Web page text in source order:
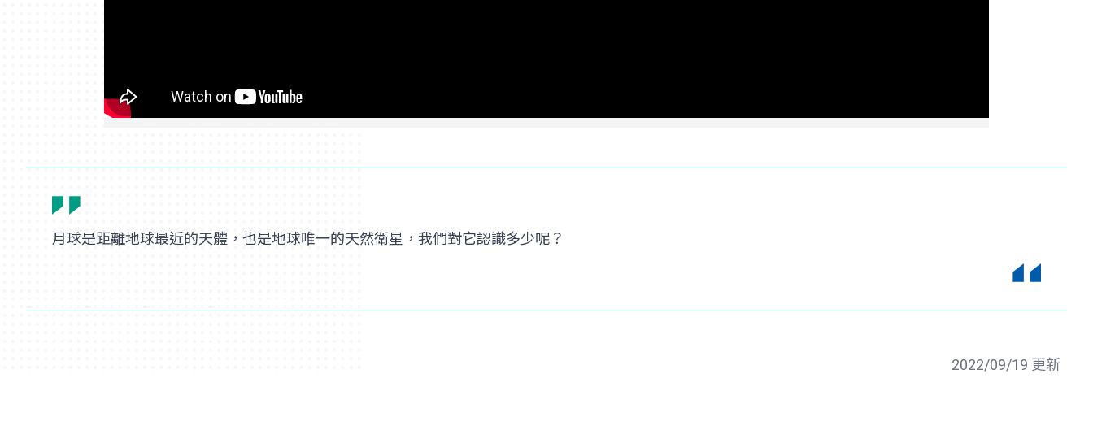
月球是距離地球最近的天體，也是地球唯一的天然衛星，我們對它認識多少呢？
2022/09/19 更新